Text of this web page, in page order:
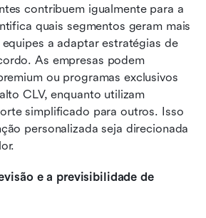
contribuem igualmente para a
quais segmentos geram mais
a adaptar estratégias de
As empresas podem
ou programas exclusivos
CLV, enquanto utilizam
simplificado para outros. Isso
personalizada seja direcionada
e a previsibilidade de